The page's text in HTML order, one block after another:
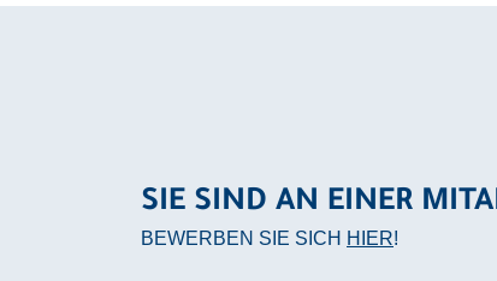
SIE SIND AN EINER
BEWERBEN SIE SICH HIER!